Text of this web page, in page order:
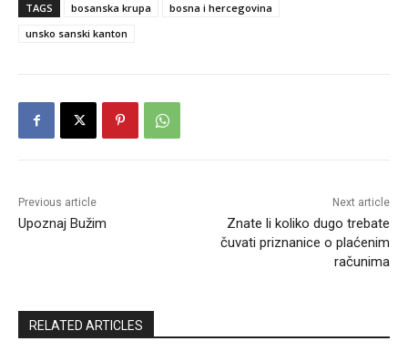
TAGS bosanska krupa
bosna i hercegovina
unsko sanski kanton
Previous article
Upoznaj Bužim
Next article
Znate li koliko dugo trebate
čuvati priznanice o plaćenim
računima
RELATED ARTICLES